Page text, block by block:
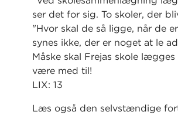
ser det for sig. To skoler, der
"Hvor skal de så ligge, når de
synes ikke, der er noget at le
Måske skal Frejas skole
være med til!
LIX: 13
Læs også den selvstændige